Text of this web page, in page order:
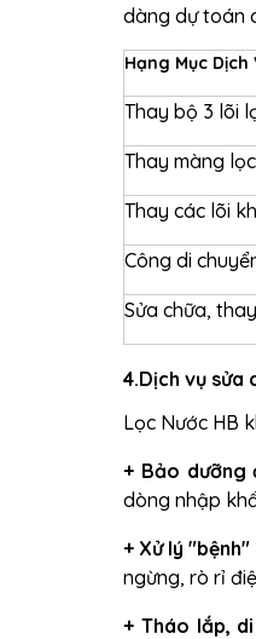
dàng dự toán
Hạng Mục
Thay bộ 3 lõi
Thay màng
Thay các lõi
Công di
Sửa chữa,
4.Dịch vụ sửa
Lọc Nước HB
+ Bảo dưỡng
dòng nhập
+ Xử lý
ngừng, rò rỉ
+ Tháo lắp,